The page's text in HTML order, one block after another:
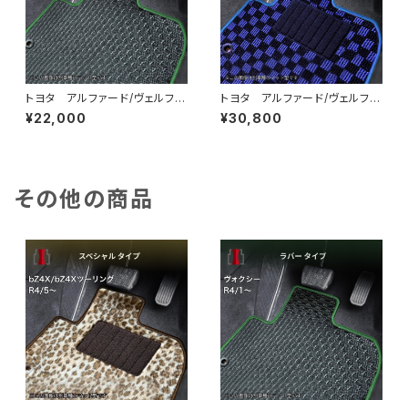
トヨタ アルファード/ヴェルファ
イア H27/1〜R5/6 30系
ラゲッジマット付 フロアマット
¥22,000
トヨタ アルファード/ヴェルファ
イア H27/1〜R5/6 30系
ラゲッジマット付 フロアマット
¥30,800
その他の商品